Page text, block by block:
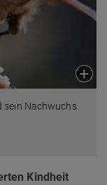
sein Nachwuchs
Kindheit